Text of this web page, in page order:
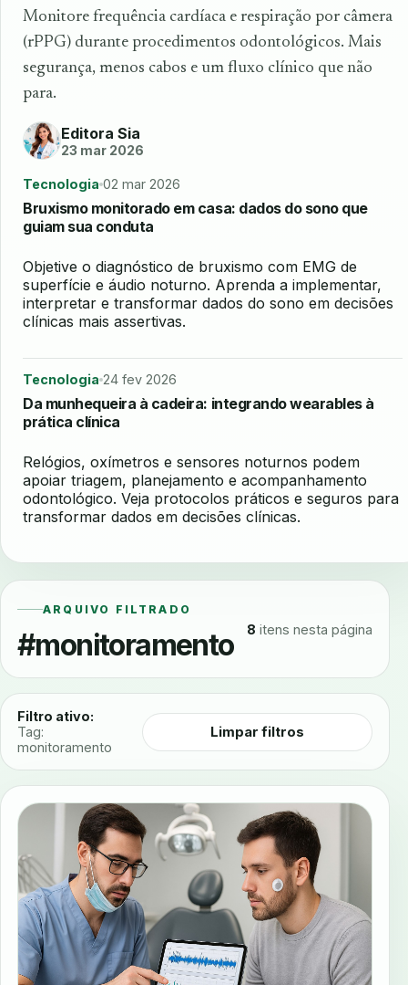
Monitore frequência cardíaca e respiração por câmera
(rPPG) durante procedimentos odontológicos. Mais
segurança, menos cabos e um fluxo clínico que não
para.
Editora Sia
23 mar 2026
Tecnologia 02 mar 2026
Bruxismo monitorado em casa: dados do sono que
guiam sua conduta
Objetive o diagnóstico de bruxismo com EMG de
superfície e áudio noturno. Aprenda a implementar,
interpretar e transformar dados do sono em decisões
clínicas mais assertivas.
Tecnologia 24 fev 2026
Da munhequeira à cadeira: integrando wearables à
prática clínica
Relógios, oxímetros e sensores noturnos podem
apoiar triagem, planejamento e acompanhamento
odontológico. Veja protocolos práticos e seguros para
transformar dados em decisões clínicas.
ARQUIVO FILTRADO
#monitoramento 8 itens nesta página
Filtro ativo:
Tag:
monitoramento
Limpar filtros